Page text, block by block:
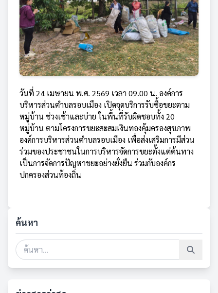
วันที่ 24 เมษายน พ.ศ. 2569 เวลา 09.00 น. องค์การ
บริหารส่วนตำบลรอบเมือง เปิดจุดบริการรับซื้อขยะตาม
หมู่บ้าน ช่วงเช้าและบ่าย ในพื้นที่รับผิดชอบทั้ง 20
หมู่บ้าน ตามโครงการขยะสะสมเงินทองคุ้มครองสุขภาพ
องค์การบริหารส่วนตำบลรอบเมือง เพื่อส่งเสริมการมีส่วน
ร่วมของประชาชนในการบริหารจัดการขยะตั้งแต่ต้นทาง
เป็นการจัดการปัญหาขยะอย่างยั่งยืน ร่วมกับองค์กร
ปกครองส่วนท้องถิ่น
ค้นหา